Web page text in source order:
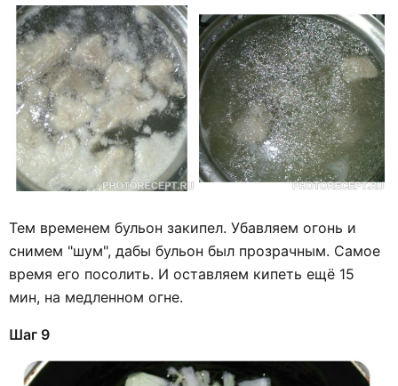
Тем временем бульон закипел. Убавляем огонь и
снимем "шум", дабы бульон был прозрачным. Самое
время его посолить. И оставляем кипеть ещё 15
мин, на медленном огне.
Шаг 9